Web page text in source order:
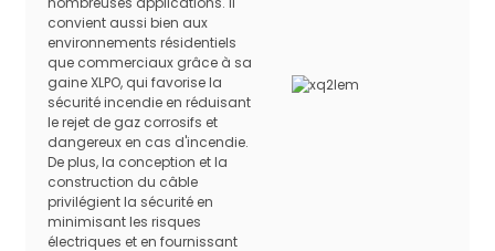
convient aussi bien aux
environnements résidentiels
que commerciaux grâce à sa
gaine XLPO, qui favorise la
sécurité incendie en réduisant
le rejet de gaz corrosifs et
dangereux en cas d'incendie.
De plus, la conception et la
construction du câble
privilégient la sécurité en
minimisant les risques
électriques et en fournissant
Test de chaleur humide
Résistance aux acides et
aux alcalis
EN60811-2-1
Résistance de la zone O
sur l'ensemble du câble
EN50396
Test d'endurance
thermique
Essai de pliage à froid